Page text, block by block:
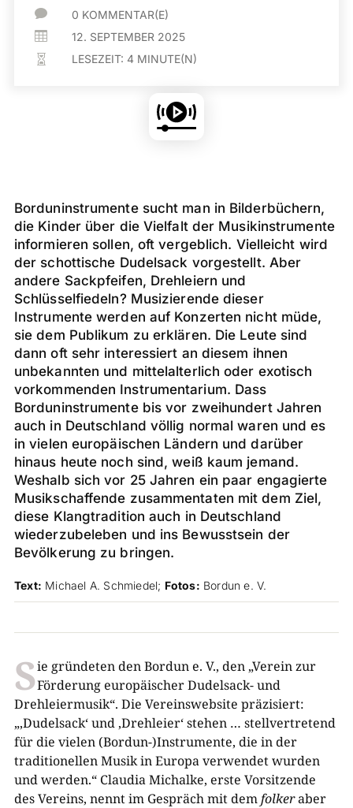
 0 KOMMENTAR(E)
 12. SEPTEMBER 2025
 LESEZEIT: 4 MINUTE(N)
Borduninstrumente sucht man in Bilderbüchern,
die Kinder über die Vielfalt der Musikinstrumente
informieren sollen, oft vergeblich. Vielleicht wird
der schottische Dudelsack vorgestellt. Aber
andere Sackpfeifen, Drehleiern und
Schlüsselfiedeln? Musizierende dieser
Instrumente werden auf Konzerten nicht müde,
sie dem Publikum zu erklären. Die Leute sind
dann oft sehr interessiert an diesem ihnen
unbekannten und mittelalterlich oder exotisch
vorkommenden Instrumentarium. Dass
Borduninstrumente bis vor zweihundert Jahren
auch in Deutschland völlig normal waren und es
in vielen europäischen Ländern und darüber
hinaus heute noch sind, weiß kaum jemand.
Weshalb sich vor 25 Jahren ein paar engagierte
Musikschaffende zusammentaten mit dem Ziel,
diese Klangtradition auch in Deutschland
wiederzubeleben und ins Bewusstsein der
Bevölkerung zu bringen.
Text: Michael A. Schmiedel; Fotos: Bordun e. V.
Sie gründeten den Bordun e. V., den „Verein zur
Förderung europäischer Dudelsack- und
Drehleiermusik“. Die Vereinswebsite präzisiert:
„‚Dudelsack‘ und ‚Drehleier‘ stehen … stellvertretend
für die vielen (Bordun-)Instrumente, die in der
traditionellen Musik in Europa verwendet wurden
und werden.“ Claudia Michalke, erste Vorsitzende
des Vereins, nennt im Gespräch mit demfolkeraber